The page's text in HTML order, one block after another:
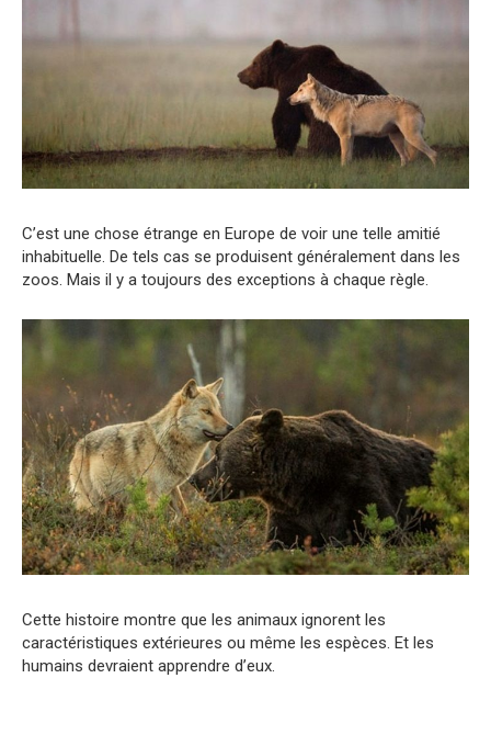
C’est une chose étrange en Europe de voir une telle amitié
inhabituelle. De tels cas se produisent généralement dans les
zoos. Mais il y a toujours des exceptions à chaque règle.
Cette histoire montre que les animaux ignorent les
caractéristiques extérieures ou même les espèces. Et les
humains devraient apprendre d’eux.